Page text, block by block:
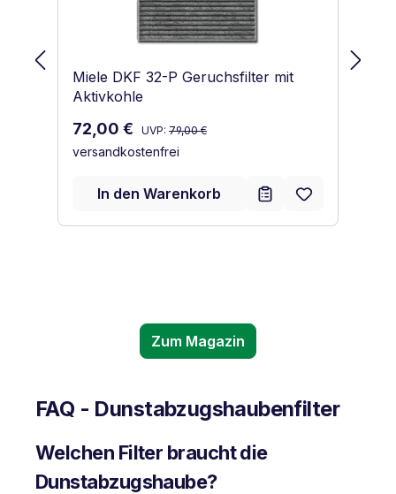
Miele DKF 32-P Geruchsfilter mit
Aktivkohle
Verkaufspreis:
72,00 € Regulärer Preis:
UVP: 79,00 €
versandkostenfrei
In den Warenkorb
Zum Magazin
FAQ - Dunstabzugshaubenfilter
Welchen Filter braucht die
Dunstabzugshaube?